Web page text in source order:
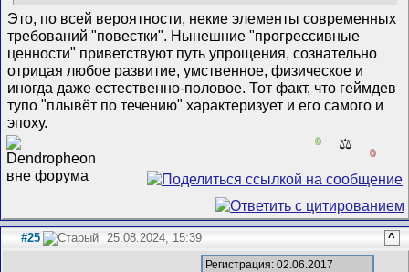
Это, по всей вероятности, некие элементы современных
требований "повестки". Нынешние "прогрессивные
ценности" приветствуют путь упрощения, сознательно
отрицая любое развитие, умственное, физическое и
иногда даже естественно-половое. Тот факт, что геймдев
тупо "плывёт по течению" характеризует и его самого и
эпоху.
0 ⚖️
0
#25 25.08.2024, 15:39 ^
Регистрация: 02.06.2017